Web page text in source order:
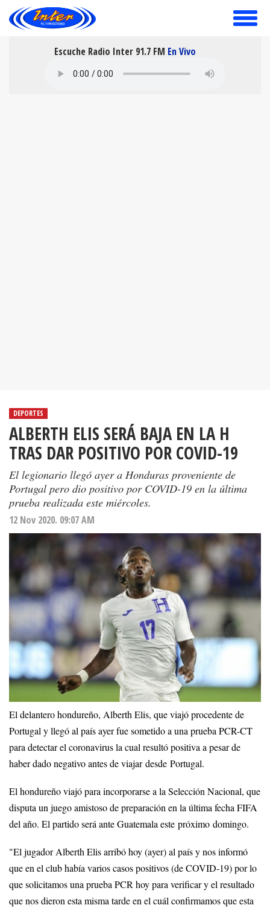
toggle
Escuche Radio Inter 91.7 FM En Vivo
DEPORTES
ALBERTH ELIS SERÁ BAJA EN LA H
TRAS DAR POSITIVO POR COVID-19
El legionario llegó ayer a Honduras proveniente de
Portugal pero dio positivo por COVID-19 en la última
prueba realizada este miércoles.
12 Nov 2020. 09:07 AM
El delantero hondureño, Alberth Elis, que viajó procedente de
Portugal y llegó al país ayer fue sometido a una prueba PCR-CT
para detectar el coronavirus la cual resultó positiva a pesar de
haber dado negativo antes de viajar desde Portugal.
El hondureño viajó para incorporarse a la Selección Nacional, que
disputa un juego amistoso de preparación en la última fecha FIFA
del año. El partido será ante Guatemala este próximo domingo.
"El jugador Alberth Elis arribó hoy (ayer) al país y nos informó
que en el club había varios casos positivos (de COVID-19) por lo
que solicitamos una prueba PCR hoy para verificar y el resultado
que nos dieron esta misma tarde en el cuál confirmamos que esta